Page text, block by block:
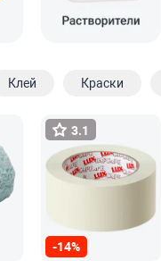
Клей Краски
3.1
-14%